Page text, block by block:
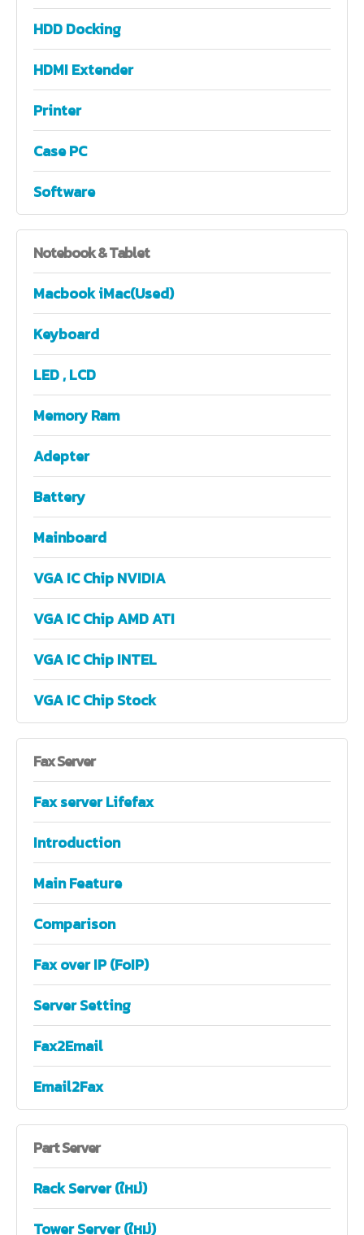
HDD Docking
HDMI Extender
Printer
Case PC
Software
Notebook& Tablet
Macbook iMac(Used)
Keyboard
LED , LCD
Memory Ram
Adepter
Battery
Mainboard
VGA IC Chip NVIDIA
VGA IC Chip AMD ATI
VGA IC Chip INTEL
VGA IC Chip Stock
FaxServer
Fax server Lifefax
Introduction
Main Feature
Comparison
Fax over IP (FoIP)
Server Setting
Fax2Email
Email2Fax
PartServer
Rack Server (ใหม่)
Tower Server (ใหม่)